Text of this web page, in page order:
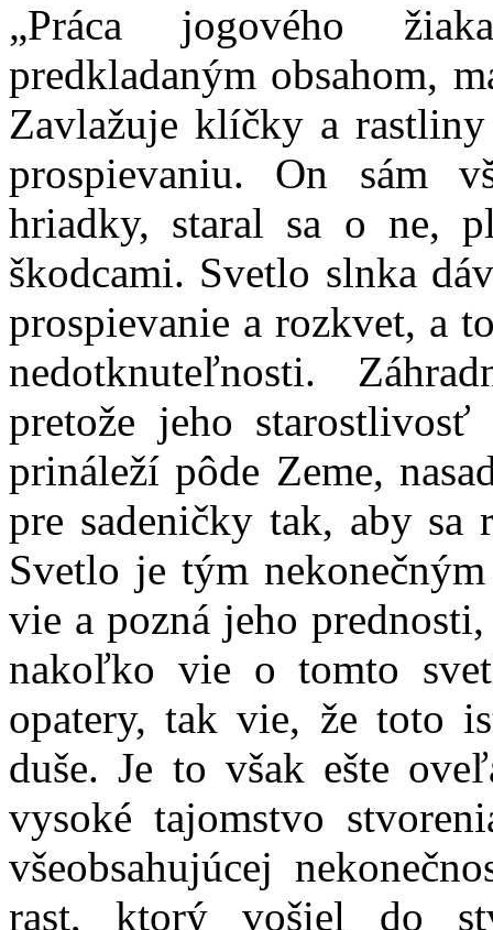
„Práca jogového
predkladaným obsahom,
Zavlažuje klíčky a
prospievaniu. On sám
hriadky, staral sa o ne,
škodcami. Svetlo slnka
prospievanie a rozkvet, a
nedotknuteľnosti.
pretože jeho
prináleží pôde Zeme,
pre sadeničky tak, aby sa
Svetlo je tým
vie a pozná jeho
nakoľko vie o tomto
opatery, tak vie, že toto
duše. Je to však ešte
vysoké tajomstvo
všeobsahujúcej
rast, ktorý vošiel do